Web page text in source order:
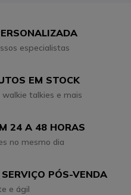
especialistas
EM STOCK
talkies e mais
24 A 48 HORAS
no mesmo dia
SERVIÇO PÓS-VENDA
e ágil